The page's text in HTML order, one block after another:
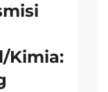
Kimia: